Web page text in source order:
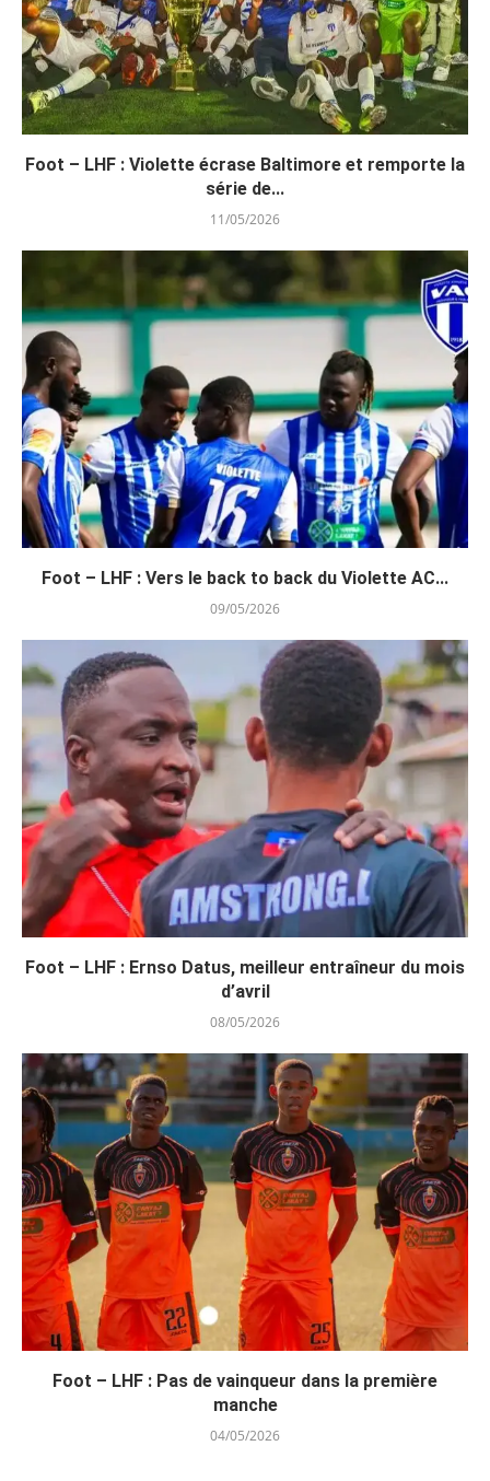
Foot – LHF : Violette écrase Baltimore et remporte la
série de...
11/05/2026
Foot – LHF : Vers le back to back du Violette AC...
09/05/2026
Foot – LHF : Ernso Datus, meilleur entraîneur du mois
d’avril
08/05/2026
Foot – LHF : Pas de vainqueur dans la première
manche
04/05/2026